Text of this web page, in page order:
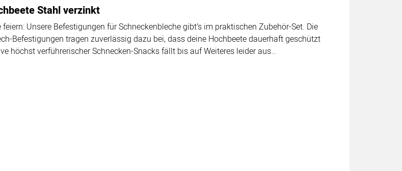
Stahl verzinkt
Unsere Befestigungen für Schneckenbleche gibt’s im praktischen Zubehör-Set. Die
Befestigungen tragen zuverlässig dazu bei, dass deine Hochbeete dauerhaft geschützt
höchst verführerischer Schnecken-Snacks fällt bis auf Weiteres leider aus…